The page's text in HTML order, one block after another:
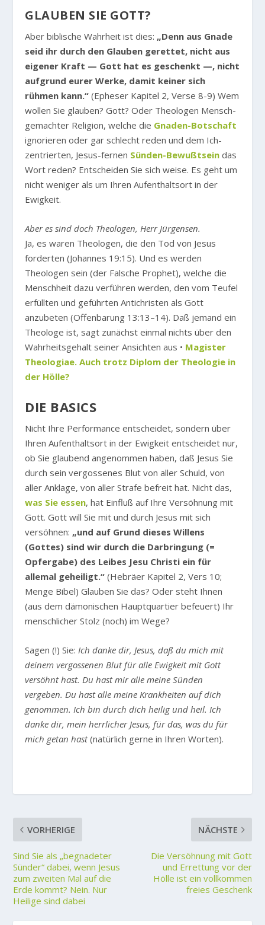
GLAUBEN SIE GOTT?
Aber biblische Wahrheit ist dies: „Denn aus Gnade
seid ihr durch den Glauben gerettet, nicht aus
eigener Kraft — Gott hat es geschenkt —, nicht
aufgrund eurer Werke, damit keiner sich
rühmen kann.“ (Epheser Kapitel 2, Verse 8-9) Wem
wollen Sie glauben? Gott? Oder Theologen Mensch-
gemachter Religion, welche die Gnaden-Botschaft
ignorieren oder gar schlecht reden und dem Ich-
zentrierten, Jesus-fernen Sünden-Bewußtsein das
Wort reden? Entscheiden Sie sich weise. Es geht um
nicht weniger als um Ihren Aufenthaltsort in der
Ewigkeit.
Aber es sind doch Theologen, Herr Jürgensen.
Ja, es waren Theologen, die den Tod von Jesus
forderten (Johannes 19:15). Und es werden
Theologen sein (der Falsche Prophet), welche die
Menschheit dazu verführen werden, den vom Teufel
erfüllten und geführten Antichristen als Gott
anzubeten (Offenbarung 13:13–14). Daß jemand ein
Theologe ist, sagt zunächst einmal nichts über den
Wahrheitsgehalt seiner Ansichten aus • Magister
Theologiae. Auch trotz Diplom der Theologie in
der Hölle?
DIE BASICS
Nicht Ihre Performance entscheidet, sondern über
Ihren Aufenthaltsort in der Ewigkeit entscheidet nur,
ob Sie glaubend angenommen haben, daß Jesus Sie
durch sein vergossenes Blut von aller Schuld, von
aller Anklage, von aller Strafe befreit hat. Nicht das,
was Sie essen, hat Einfluß auf Ihre Versöhnung mit
Gott. Gott will Sie mit und durch Jesus mit sich
versöhnen: „und auf Grund dieses Willens
(Gottes) sind wir durch die Darbringung (=
Opfergabe) des Leibes Jesu Christi ein für
allemal geheiligt.“ (Hebräer Kapitel 2, Vers 10;
Menge Bibel) Glauben Sie das? Oder steht Ihnen
(aus dem dämonischen Hauptquartier befeuert) Ihr
menschlicher Stolz (noch) im Wege?
Sagen (!) Sie: Ich danke dir, Jesus, daß du mich mit
deinem vergossenen Blut für alle Ewigkeit mit Gott
versöhnt hast. Du hast mir alle meine Sünden
vergeben. Du hast alle meine Krankheiten auf dich
genommen. Ich bin durch dich heilig und heil. Ich
danke dir, mein herrlicher Jesus, für das, was du für
mich getan hast(natürlich gerne in Ihren Worten).
VORHERIGE
Sind Sie als „begnadeter
Sünder“ dabei, wenn Jesus
zum zweiten Mal auf die
Erde kommt? Nein. Nur
Heilige sind dabei
NÄCHSTE
Die Versöhnung mit Gott
und Errettung vor der
Hölle ist ein vollkommen
freies Geschenk